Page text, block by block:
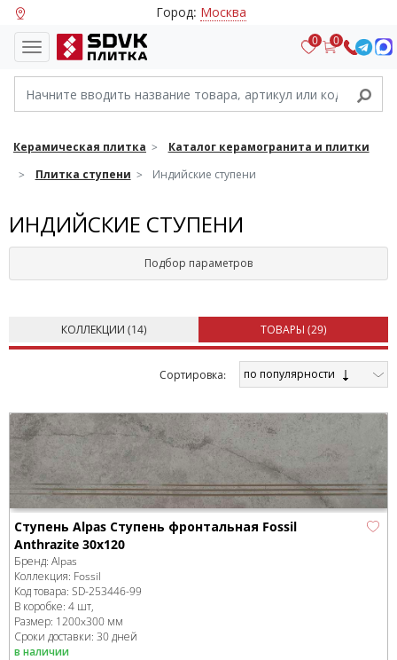
Город: Москва
0 0
Керамическая плитка
Каталог керамогранита и плитки
Плитка ступени
Индийские ступени
ИНДИЙСКИЕ СТУПЕНИ
Подбор параметров
КОЛЛЕКЦИИ (14) ТОВАРЫ (29)
Cортировка: по популярности
Ступень Alpas Ступень фронтальная Fossil
Anthrazite 30x120
Бренд: Alpas
Коллекция: Fossil
Код товара: SD-253446-99
В коробке: 4 шт,
Размер: 1200x300 мм
Сроки доставки: 30 дней
в наличии